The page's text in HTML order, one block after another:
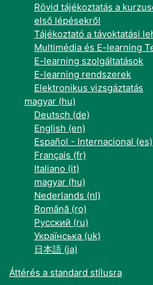
Rövid tájékoztatás a
első lépésekről
Tájékoztató a távoktatási
Multimédia és E-learning
E-learning szolgáltatások
E-learning rendszerek
Elektronikus vizsgáztatás
magyar ‎(hu)‎
Deutsch ‎(de)‎
English ‎(en)‎
Español - Internacional ‎(es)‎
Français ‎(fr)‎
Italiano ‎(it)‎
magyar ‎(hu)‎
Nederlands ‎(nl)‎
Română ‎(ro)‎
Русский ‎(ru)‎
Українська ‎(uk)‎
日本語 ‎(ja)‎
Áttérés a standard stílusra